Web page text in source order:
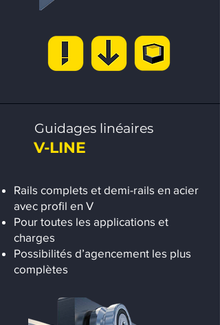
Guidages linéaires
V-LINE
Rails complets et demi-rails en acier
avec profil en V
Pour toutes les applications et
charges
Possibilités d’agencement les plus
complètes